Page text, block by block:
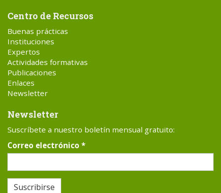
Centro de Recursos
Buenas prácticas
Instituciones
Expertos
Actividades formativas
Publicaciones
Enlaces
Newsletter
Newsletter
Suscríbete a nuestro boletín mensual gratuito:
Correo electrónico *
Suscribirse